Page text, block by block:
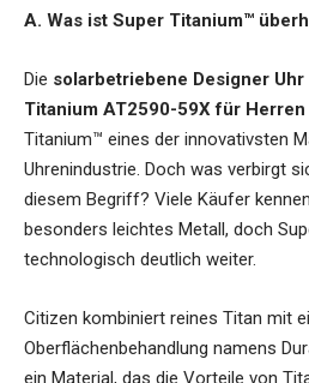
A. Was ist Super Titanium™
Die solarbetriebene Designer
Titanium AT2590-59X für Herren
Titanium™ eines der innovativsten
Uhrenindustrie. Doch was verbirgt
diesem Begriff? Viele Käufer
besonders leichtes Metall, doch
technologisch deutlich weiter.
Citizen kombiniert reines Titan mit
Oberflächenbehandlung namens
ein Material, das die Vorteile von